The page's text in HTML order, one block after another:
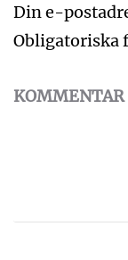
Din e-
Obligatoriska
KOMMENTAR